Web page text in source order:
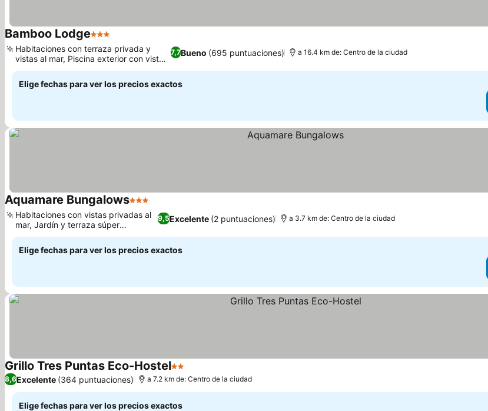
Bamboo Lodge3 Estrellas
7,7Bueno (695 puntuaciones)
Habitaciones con terraza privada y
vistas al mar, Piscina exterior con vistas
al mar
a 16.4 km de: Centro de la ciudad
Elige fechas para ver los precios exactos
Aquamare Bungalows3 Estrellas
9,5Excelente (2 puntuaciones)
Habitaciones con vistas privadas al
mar, Jardín y terraza súper
tranquilos
a 3.7 km de: Centro de la ciudad
Elige fechas para ver los precios exactos
Grillo Tres Puntas Eco-Hostel2 Estrellas
8,6Excelente (364 puntuaciones) a 7.2 km de: Centro de la ciudad
Elige fechas para ver los precios exactos